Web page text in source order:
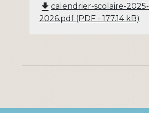
file_download calendrier-scolaire-2025-
2026.pdf (PDF - 177.14 kB)